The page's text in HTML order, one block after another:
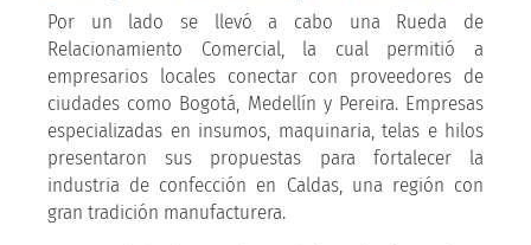
Por un lado se llevó a cabo una Rueda de
Relacionamiento Comercial, la cual permitió a
empresarios locales conectar con proveedores de
ciudades como Bogotá, Medellín y Pereira. Empresas
especializadas en insumos, maquinaria, telas e hilos
presentaron sus propuestas para fortalecer la
industria de confección en Caldas, una región con
gran tradición manufacturera.